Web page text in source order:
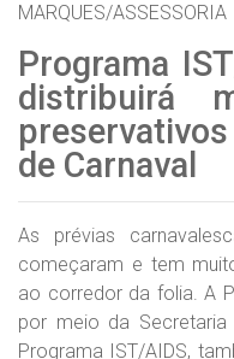
MARQUES/ASSESSORIA
Programa
distribuirá
de Carnaval
As prévias
começaram e tem
ao corredor da folia. A
por meio da Secretaria
Programa IST/AIDS,